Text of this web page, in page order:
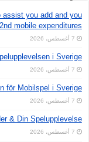
assist you add and you
mobile expenditures
7 أغسطس، 2026
i Sverige
7 أغسطس، 2026
för Mobilspel i Sverige
7 أغسطس، 2026
& Din Spelupplevelse
7 أغسطس، 2026